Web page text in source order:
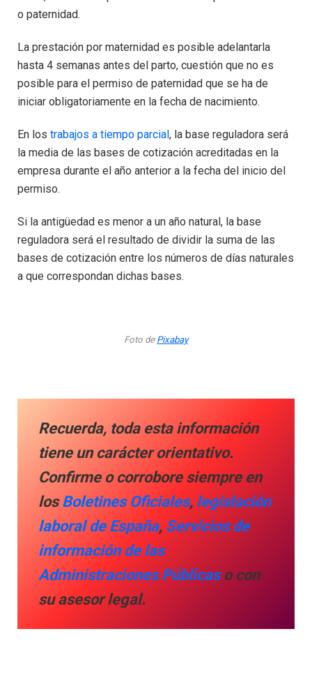
o paternidad.
La prestación por maternidad es posible adelantarla
hasta 4 semanas antes del parto, cuestión que no es
posible para el permiso de paternidad que se ha de
iniciar obligatoriamente en la fecha de nacimiento.
En los trabajos a tiempo parcial, la base reguladora será
la media de las bases de cotización acreditadas en la
empresa durante el año anterior a la fecha del inicio del
permiso.
Si la antigüedad es menor a un año natural, la base
reguladora será el resultado de dividir la suma de las
bases de cotización entre los números de días naturales
a que correspondan dichas bases.
Foto de Pixabay
Recuerda, toda esta información
tiene un carácter orientativo.
Confirme o corrobore siempre en
losBoletines Oficiales, legislación
laboral de España, Servicios de
información de las
Administraciones Públicaso con
su asesor legal.